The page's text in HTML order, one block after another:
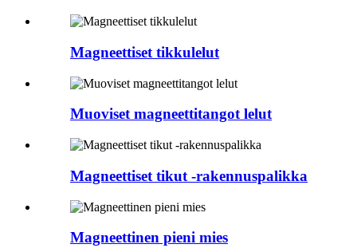
Magneettiset tikkulelut
Muoviset magneettitangot lelut
Magneettiset tikut -rakennuspalikka
Magneettinen pieni mies